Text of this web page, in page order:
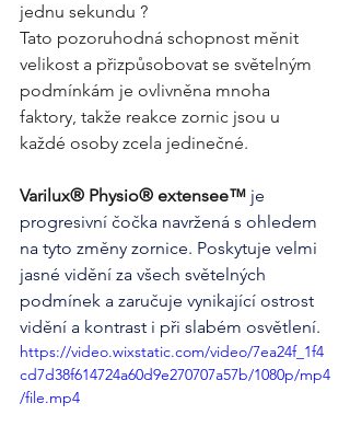
jednu sekundu ?
Tato pozoruhodná schopnost měnit
velikost a přizpůsobovat se světelným
podmínkám je ovlivněna mnoha
faktory, takže reakce zornic jsou u
každé osoby zcela jedinečné.
Varilux® Physio® extensee™ je
progresivní čočka navržená s ohledem
na tyto změny zornice. Poskytuje velmi
jasné vidění za všech světelných
podmínek a zaručuje vynikající ostrost
vidění a kontrast i při slabém osvětlení.
https://video.wixstatic.com/video/7ea24f_1f4
cd7d38f614724a60d9e270707a57b/1080p/mp4
/file.mp4